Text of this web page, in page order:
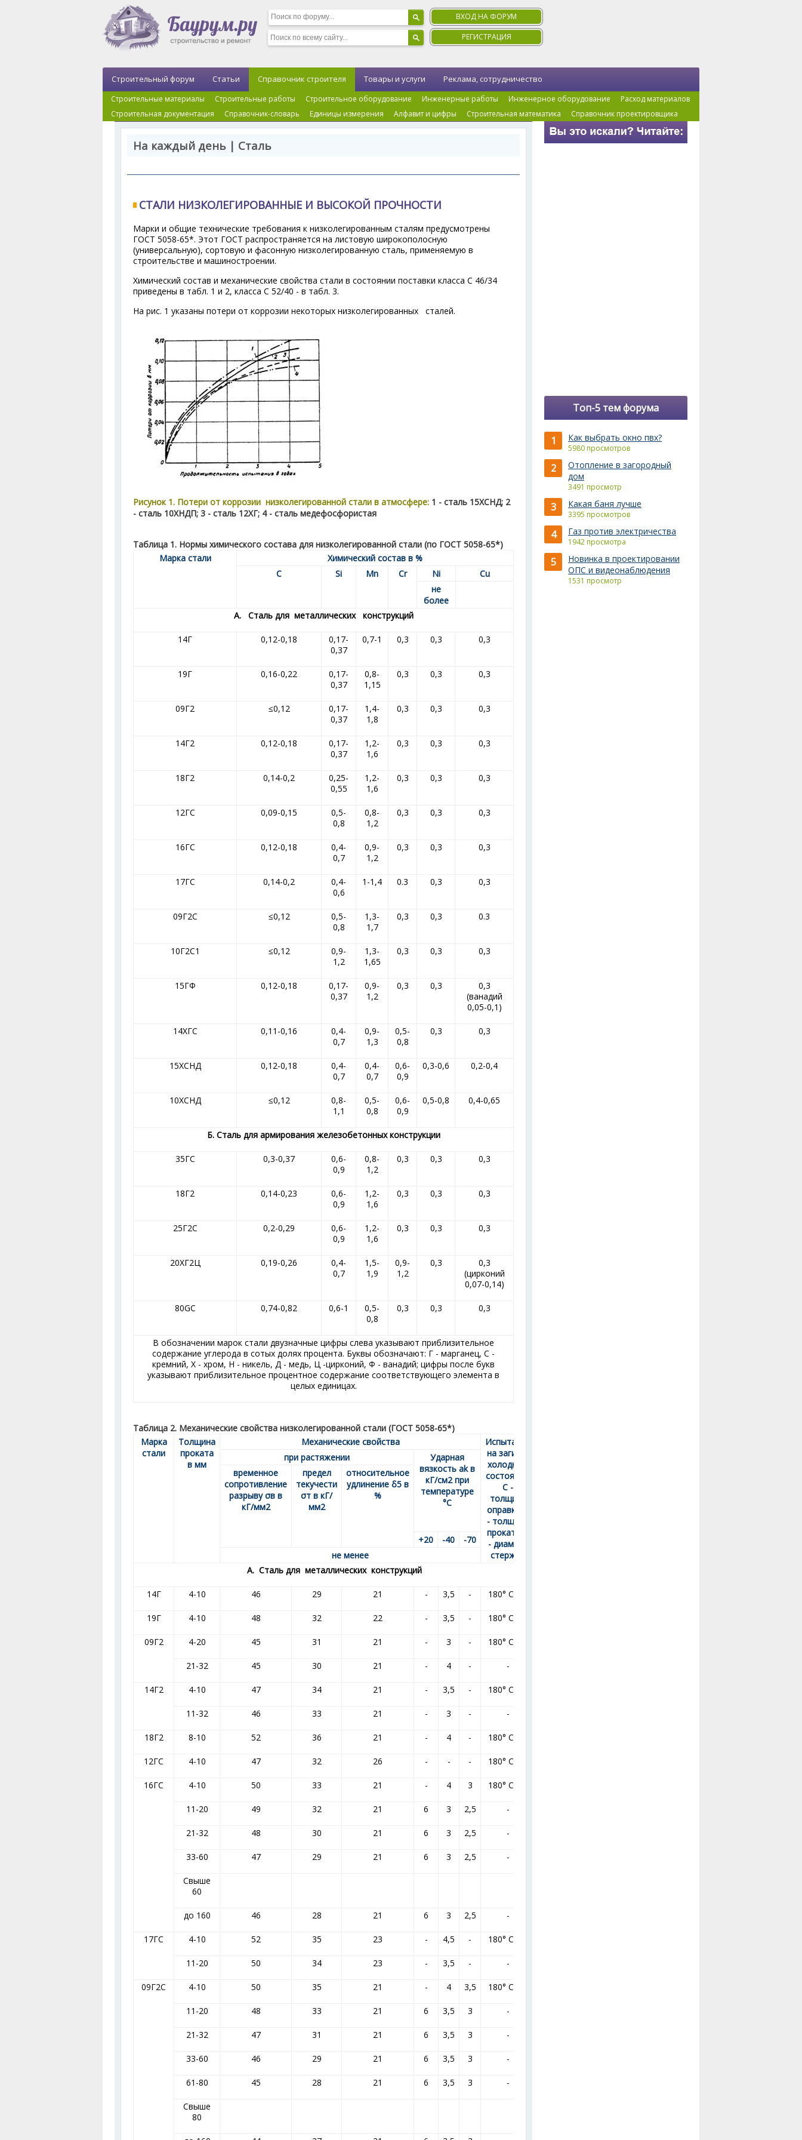
ВХОД НА ФОРУМ
РЕГИСТРАЦИЯ
Строительный форум Статьи Справочник строителя
Строительные материалы Строительные работы Строительное оборудование Инженерные работы Инженерное оборудование
Расход материалов
Строительная документация
Справочник-словарь Единицы измерения Алфавит и цифры Строительная математика Справочник проектировщика
Товары и услуги Реклама, сотрудничество
На каждый день | Cталь
СТАЛИ НИЗКОЛЕГИРОВАННЫЕ И ВЫСОКОЙ ПРОЧНОСТИ
Марки и общие технические требования к низколегированным сталям предусмотрены
ГОСТ 5058-65*. Этот ГОСТ распространяется на листовую широкополосную
(универсальную), сортовую и фасонную низколегированную сталь, применяемую в
строительстве и машиностроении.
Химический состав и механические свойства стали в состоянии поставки класса С 46/34
приведены в табл. 1 и 2, класса С 52/40 - в табл. 3.
На рис. 1 указаны потери от коррозии некоторых низколегированных сталей.
Рисунок 1. Потери от коррозии низколегированной стали в атмосфере: 1 - сталь 15ХСНД; 2
- сталь 10ХНДП; 3 - сталь 12ХГ; 4 - сталь медефосфористая
Таблица 1. Нормы химического состава для низколегированной стали (по ГОСТ 5058-65*)
Марка стали
Химический состав в %
С
Si Мn Сr Ni
Сu
не
более
А. Сталь для металлических конструкций
14Г 0,12-0,18
0,17-
0,37
0,7-1 0,3 0,3 0,3
19Г 0,16-0,22
0,17-
0,37
0,8-
1,15
0,3 0,3 0,3
09Г2 ≤0,12
0,17-
0,37
1,4-
1,8
0,3 0,3 0,3
14Г2 0,12-0,18
0,17-
0,37
1,2-
1,6
0,3 0,3 0,3
18Г2 0,14-0,2
0,25-
0,55
1,2-
1,6
0,3 0,3 0,3
12ГС 0,09-0,15
0,5-
0,8
0,8-
1,2
0,3 0,3 0,3
16ГС 0,12-0,18
0,4-
0,7
0,9-
1,2
0,3 0,3 0,3
17ГС 0,14-0,2
0,4-
0,6
1-1,4 0.3 0,3 0,3
09Г2С ≤0,12
0,5-
0,8
1,3-
1,7
0,3 0,3 0.3
10Г2С1 ≤0,12
0,9-
1,2
1,3-
1,65
0,3 0,3 0,3
15ГФ 0,12-0,18
0,17-
0,37
0,9-
1,2
0,3 0,3
0,3
(ванадий
0,05-0,1)
14ХГС 0,11-0,16
0,4-
0,7
0,9-
1,3
0,5-
0,8
0,3 0,3
15ХСНД 0,12-0,18
0,4-
0,7
0,4-
0,7
0,6-
0,9
0,3-0,6 0,2-0,4
10ХСНД ≤0,12
0,8-
1,1
0,5-
0,8
0,6-
0,9
0,5-0,8 0,4-0,65
Б. Сталь для армирования железобетонных конструкции
35ГС 0,3-0,37
0,6-
0,9
0,8-
1,2
0,3 0,3 0,3
18Г2 0,14-0,23
0,6-
0,9
1,2-
1,6
0,3 0,3 0,3
25Г2С 0,2-0,29
0,6-
0,9
1,2-
1,6
0,3 0,3 0,3
20ХГ2Ц 0,19-0,26
0,4-
0,7
1,5-
1,9
0,9-
1,2
0,3
0,3
(цирконий
0,07-0,14)
80GС 0,74-0,82 0,6-1
0,5-
0,8
0,3 0,3 0,3
В обозначении марок стали двузначные цифры слева указывают приблизительное
содержание углерода в сотых долях процента. Буквы обозначают: Г - марганец, С -
кремний, X - хром, Н - никель, Д - медь, Ц -цирконий, Ф - ванадий; цифры после букв
указывают приблизительное процентное содержание соответствующего элемента в
целых единицах.
Таблица 2. Механические свойства низколегированной стали (ГОСТ 5058-65*)
Марка
стали
Толщина
проката
в мм
Механические свойства
Испытание
на загиб в
холодном
состоянии:
С -
толщина
оправки; а
- толщина
проката; d
- диаметр
стержня
при растяжении
Ударная
вязкость akв
кГ/см2при
температуре
°С
временное
сопротивление
разрыву σв в
кГ/мм2
предел
текучести
σт в кГ/
мм2
относительное
удлинение δ5 в
%
+20 -40
-70
не менее
А. Сталь для металлических конструкций
14Г 4-10 46 29 21 - 3,5 - 180° С=2а
19Г 4-10 48 32 22 - 3,5 - 180° С=2а
09Г2 4-20 45 31 21 - 3 - 180° С=2а
21-32 45 30 21 - 4 - -
14Г2 4-10 47 34 21 - 3,5 - 180° С=2а
11-32 46 33 21 - 3 - -
18Г2 8-10 52 36 21 - 4 - 180° С=2а
12ГС 4-10 47 32 26 - - - 180° С=2а
16ГС 4-10 50 33 21 - 4 3 180° С=2а
11-20 49 32 21 6 3 2,5 -
21-32 48 30 21 6 3 2,5 -
33-60 47 29 21 6 3 2,5 -
Свыше
60
до 160 46 28 21 6 3 2,5 -
17ГС 4-10 52 35 23 - 4,5 - 180° С=2а
11-20 50 34 23 - 3,5 - -
09Г2С 4-10 50 35 21 - 4 3,5 180° С=2а
11-20 48 33 21 6 3,5 3 -
21-32 47 31 21 6 3,5 3 -
33-60 46 29 21 6 3,5 3 -
61-80 45 28 21 6 3,5 3 -
Свыше
80
Топ-5 тем форума
1 Как выбрать окно пвх?
5980 просмотров
2
Отопление в загородный
дом
3491 просмотр
3 Какая баня лучше
3395 просмотров
4 Газ против электричества
1942 просмотра
5
Новинка в проектировании
ОПС и видеонаблюдения
1531 просмотр